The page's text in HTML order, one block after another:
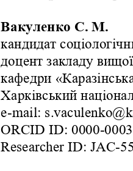
Вакуленко С. М.
кандидат
доцент закладу
кафедри
Харківський
e-mail:
ORCID ID: 0000-
Researcher ID: JAC-